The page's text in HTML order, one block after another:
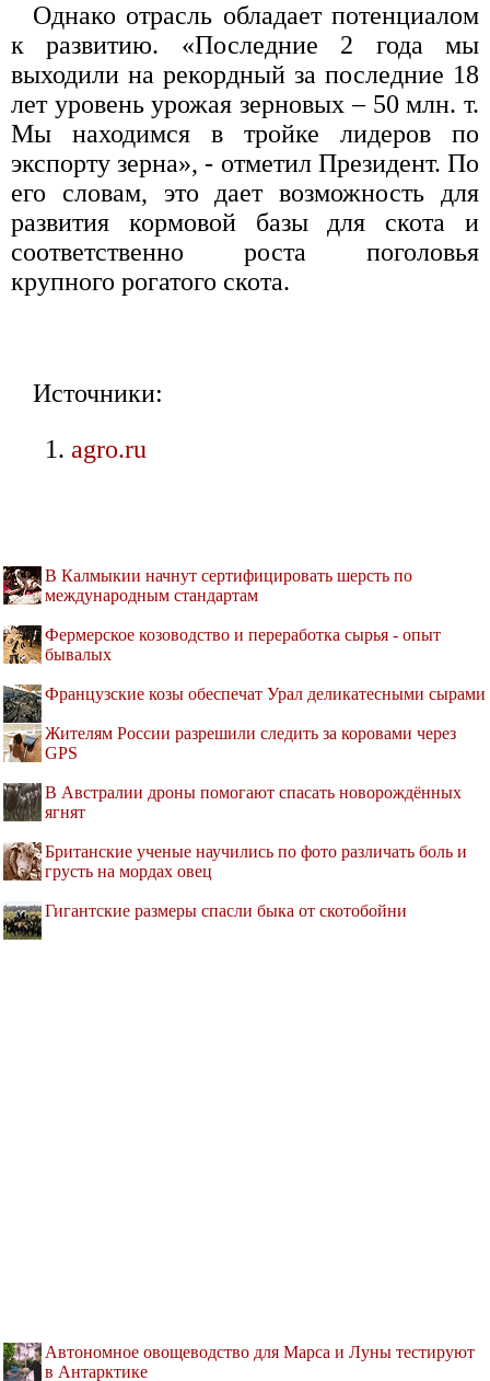
Однако отрасль обладает потенциалом
к развитию. «Последние 2 года мы
выходили на рекордный за последние 18
лет уровень урожая зерновых – 50 млн. т.
Мы находимся в тройке лидеров по
экспорту зерна», - отметил Президент. По
его словам, это дает возможность для
развития кормовой базы для скота и
соответственно роста поголовья
крупного рогатого скота.
Источники:
agro.ru
В Калмыкии начнут сертифицировать шерсть по
международным стандартам
Фермерское козоводство и переработка сырья - опыт
бывалых
Французские козы обеспечат Урал деликатесными сырами
Жителям России разрешили следить за коровами через
GPS
В Австралии дроны помогают спасать новорождённых
ягнят
Британские ученые научились по фото различать боль и
грусть на мордах овец
Гигантские размеры спасли быка от скотобойни
Автономное овощеводство для Марса и Луны тестируют
в Антарктике